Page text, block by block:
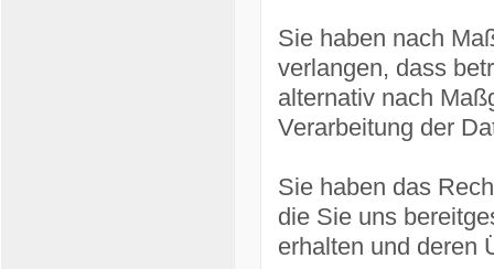
Sie haben nach
verlangen, dass
alternativ nach
Verarbeitung der
Sie haben das
die Sie uns
erhalten und deren